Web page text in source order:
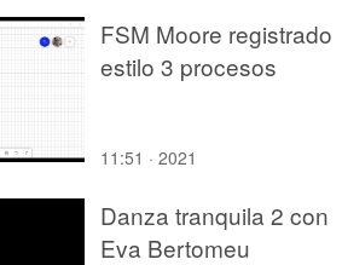
FSM Moore registrado
estilo 3 procesos
11:51 · 2021
Danza tranquila 2 con
Eva Bertomeu